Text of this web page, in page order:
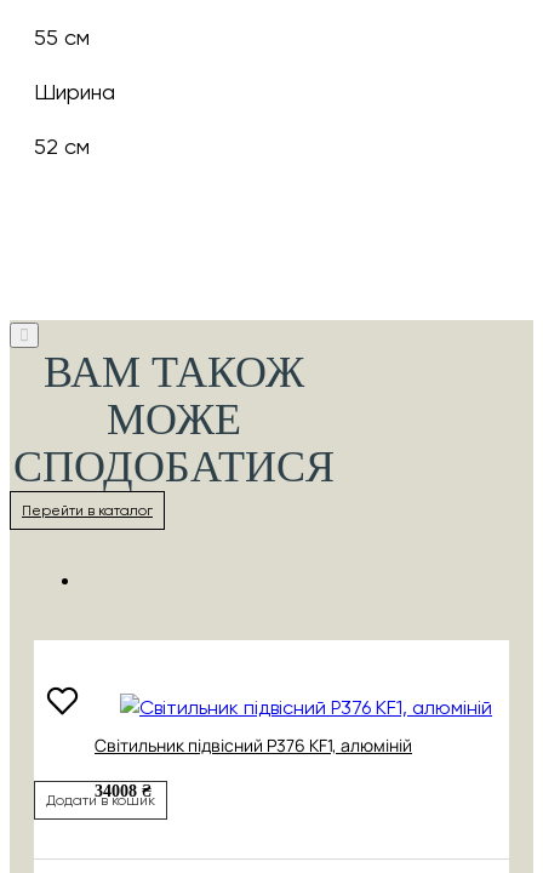
55 см
Ширина
52 см
ВАМ ТАКОЖ
МОЖЕ
СПОДОБАТИСЯ
Перейти в каталог
Cвітильник підвісний P376 KF1, алюміній
34008 ₴
Додати в кошик